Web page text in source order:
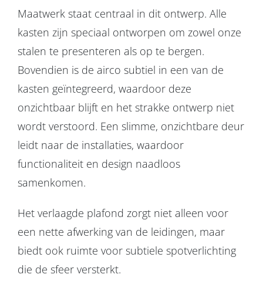
Maatwerk staat centraal in dit ontwerp. Alle
kasten zijn speciaal ontworpen om zowel onze
stalen te presenteren als op te bergen.
Bovendien is de airco subtiel in een van de
kasten geïntegreerd, waardoor deze
onzichtbaar blijft en het strakke ontwerp niet
wordt verstoord. Een slimme, onzichtbare deur
leidt naar de installaties, waardoor
functionaliteit en design naadloos
samenkomen.
Het verlaagde plafond zorgt niet alleen voor
een nette afwerking van de leidingen, maar
biedt ook ruimte voor subtiele spotverlichting
die de sfeer versterkt.